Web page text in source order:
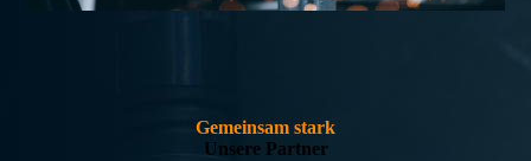
Gemeinsam stark
Unsere Partner